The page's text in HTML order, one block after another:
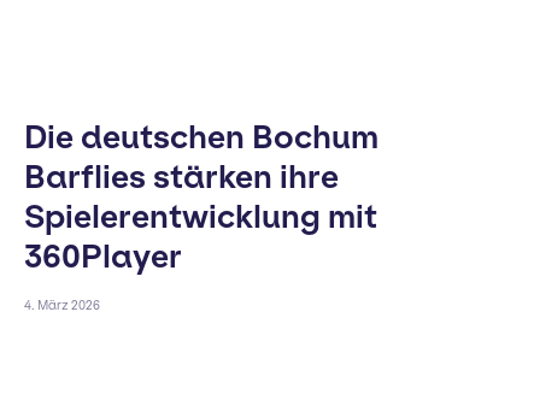
Die deutschen Bochum
Barflies stärken ihre
Spielerentwicklung mit
360Player
4. März 2026